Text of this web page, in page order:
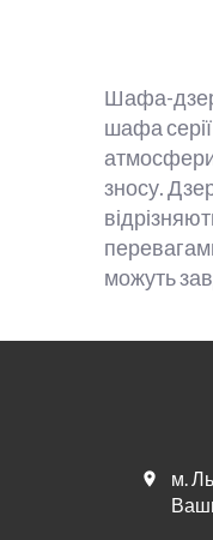
Шафа-
шафа
атмосфери
зносу.
можуть
м.